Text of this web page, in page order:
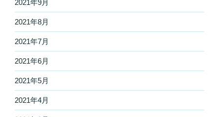
2021年9月
2021年8月
2021年7月
2021年6月
2021年5月
2021年4月